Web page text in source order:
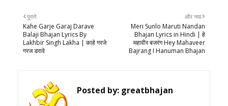
और नया
Meri Sunlo Maruti Nandan
Bhajan Lyrics in Hindi | हे
महावीर बजरंग Hey Mahaveer
Bajrang I Hanuman Bhajan
पुराने
Kahe Garje Garaj Darave
Balaji Bhajan Lyrics By
Lakhbir Singh Lakha | काहे गरजे
गरज डरावे
Posted by: greatbhajan